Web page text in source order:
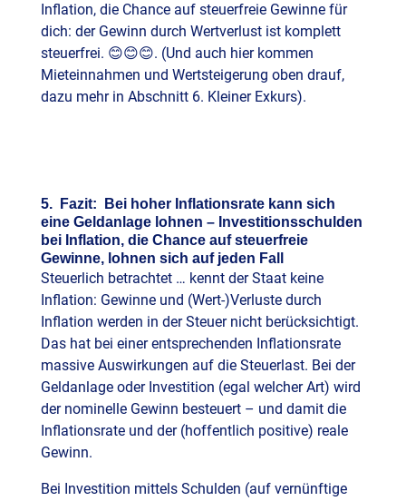
Inflation, die Chance auf steuerfreie Gewinne für
dich: der Gewinn durch Wertverlust ist komplett
steuerfrei. 😊😊😊. (Und auch hier kommen
Mieteinnahmen und Wertsteigerung oben drauf,
dazu mehr in Abschnitt 6. Kleiner Exkurs).
5. Fazit: Bei hoher Inflationsrate kann sich
eine Geldanlage lohnen – Investitionsschulden
bei Inflation, die Chance auf steuerfreie
Gewinne, lohnen sich auf jeden Fall
Steuerlich betrachtet … kennt der Staat keine
Inflation: Gewinne und (Wert-)Verluste durch
Inflation werden in der Steuer nicht berücksichtigt.
Das hat bei einer entsprechenden Inflationsrate
massive Auswirkungen auf die Steuerlast. Bei der
Geldanlage oder Investition (egal welcher Art) wird
der nominelle Gewinn besteuert – und damit die
Inflationsrate und der (hoffentlich positive) reale
Gewinn.
Bei Investition mittels Schulden (auf vernünftige